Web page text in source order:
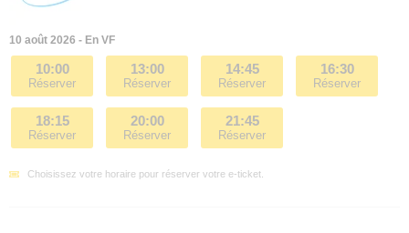
10 août 2026 - En VF
10:00
Réserver
13:00
Réserver
14:45
Réserver
16:30
Réserver
18:15
Réserver
20:00
Réserver
21:45
Réserver
Choisissez votre horaire pour réserver votre e-ticket.